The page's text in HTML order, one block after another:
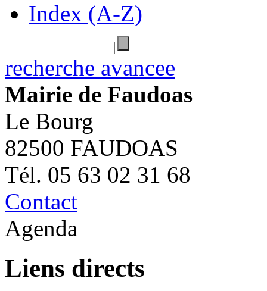
Index (A-Z)
recherche avancee
Mairie de Faudoas
Le Bourg
82500 FAUDOAS
Tél. 05 63 02 31 68
Contact
Agenda
Liens directs